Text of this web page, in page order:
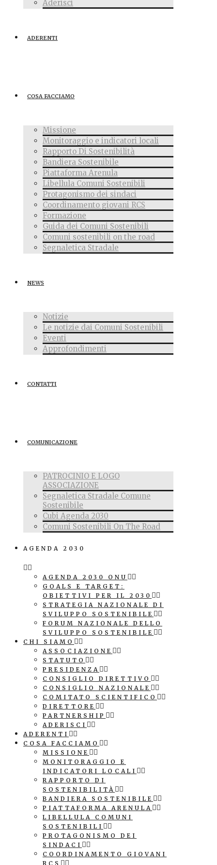
Aderisci
ADERENTI
COSA FACCIAMO
Missione
Monitoraggio e indicatori locali
Rapporto Di Sostenibilità
Bandiera Sostenibile
Piattaforma Arenula
Libellula Comuni Sostenibili
Protagonismo dei sindaci
Coordinamento giovani RCS
Formazione
Guida dei Comuni Sostenibili
Comuni sostenibili on the road
Segnaletica Stradale
NEWS
Notizie
Le notizie dai Comuni Sostenibili
Eventi
Approfondimenti
CONTATTI
COMUNICAZIONE
PATROCINIO E LOGO
ASSOCIAZIONE
Segnaletica Stradale Comune
Sostenibile
Cubi Agenda 2030
Comuni Sostenibili On The Road
AGENDA 2030
AGENDA 2030 ONU
GOALS E TARGET:
OBIETTIVI PER IL 2030
STRATEGIA NAZIONALE DI
SVILUPPO SOSTENIBILE
FORUM NAZIONALE DELLO
SVILUPPO SOSTENIBILE
CHI SIAMO
ASSOCIAZIONE
STATUTO
PRESIDENZA
CONSIGLIO DIRETTIVO
CONSIGLIO NAZIONALE
COMITATO SCIENTIFICO
DIRETTORE
PARTNERSHIP
ADERISCI
ADERENTI
COSA FACCIAMO
MISSIONE
MONITORAGGIO E
INDICATORI LOCALI
RAPPORTO DI
SOSTENIBILITÀ
BANDIERA SOSTENIBILE
PIATTAFORMA ARENULA
LIBELLULA COMUNI
SOSTENIBILI
PROTAGONISMO DEI
SINDACI
COORDINAMENTO GIOVANI
RCS